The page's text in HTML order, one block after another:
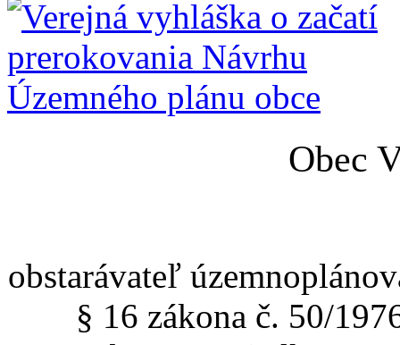
Obec
obstarávateľ
§ 16 zákona č. 50/